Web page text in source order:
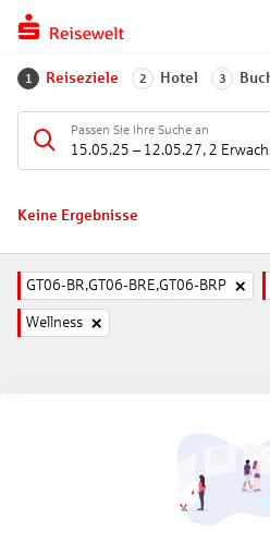
1 Reiseziele 2 Hotel 3
Passen Sie Ihre Suche an
15.05.25 – 12.05.27, 2
Keine Ergebnisse
GT06-BR,GT06-BRE,GT06-BRP
Wellness